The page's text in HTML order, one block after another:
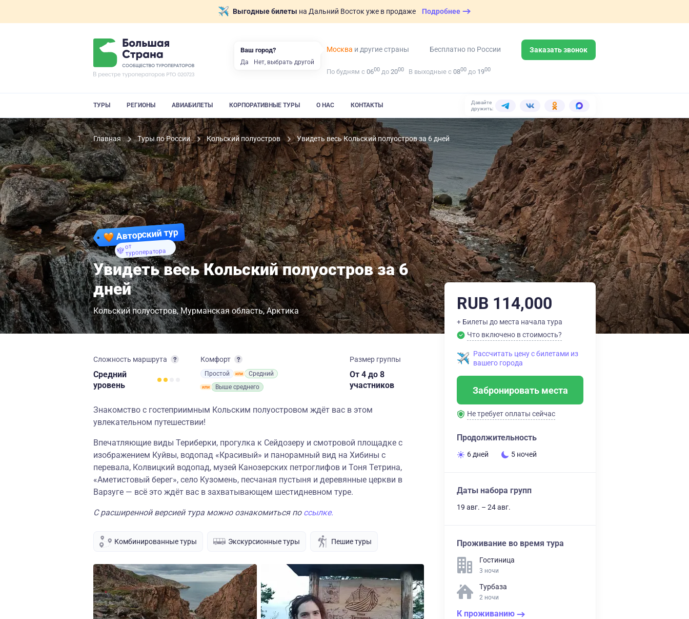
Выгодные билеты на Дальний Восток уже в продаже Подробнее
Москва и другие страны Бесплатно по России Заказать звонок
По будням с 0600 до 2000 В выходные с 0800 до 1900
ТУРЫ РЕГИОНЫ АВИАБИЛЕТЫ КОРПОРАТИВНЫЕ ТУРЫ О НАС КОНТАКТЫ
Давайте
дружить:
Главная Туры по России Кольский полуостров Увидеть весь Кольский полуостров за 6 дней
Авторский тур
от
туроператора
Увидеть весь Кольский полуостров за 6
дней
Кольский полуостров Мурманская область Арктика
Сложность маршрута
Средний
уровень
Комфорт
Простой
Средний
Выше среднего
Размер группы
От 4 до 8
участников
Знакомство с гостеприимным Кольским полуостровом ждёт вас в этом
увлекательном путешествии!
Впечатляющие виды Териберки, прогулка к Сейдозеру и смотровой площадке с
изображением Куйвы, водопад «Красивый» и панорамный вид на Хибины с
перевала, Колвицкий водопад, музей Канозерских петроглифов и Тоня Тетрина,
«Аметистовый берег», село Кузомень, песчаная пустыня и деревянные церкви в
Варзуге — всё это ждёт вас в захватывающем шестидневном туре.
С расширенной версией тура можно ознакомиться по ссылке.
Комбинированные туры Экскурсионные туры Пешие туры
RUB 114,000
+ Билеты до места начала тура
Что включено в стоимость?
Рассчитать цену с билетами из
вашего города
Забронировать места
Не требует оплаты сейчас
Продолжительность
6 дней 5 ночей
Даты набора групп
19 авг. – 24 авг.
Проживание во время тура
Гостиница
3 ночи
Турбаза
2 ночи
К проживанию
Ваш город?
Да Нет, выбрать другой